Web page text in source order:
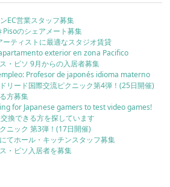
EC営業スタッフ募集
Pisoのシェアメート募集
ーティストに最適なスタジオ賃貸
exterior en zona Pacifico
・ピソ 9月からの入居者募集
Profesor de japonés idioma materno
リード国際交流ピクニック第4弾！(25日開催)
方募集
for Japanese gamers to test video games!
換できる方を探しています
ニック 第3弾！(17日開催)
てホール・キッチンスタッフ募集
・ピソ入居者を募集